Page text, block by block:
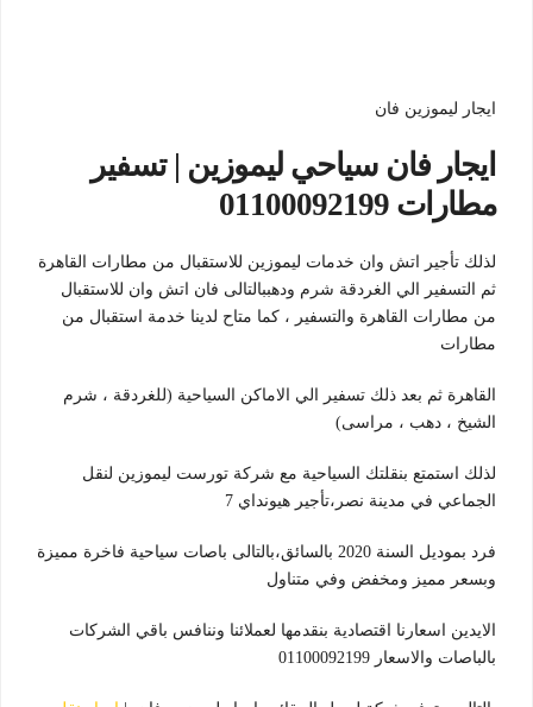
ايجار ليموزين فان
ايجار فان سياحي ليموزين | تسفير
مطارات 01100092199
لذلك تأجير اتش وان خدمات ليموزين للاستقبال من مطارات القاهرة
ثم التسفير الي الغردقة شرم ودهببالتالى فان اتش وان للاستقبال
من مطارات القاهرة والتسفير ، كما متاح لدينا خدمة استقبال من
مطارات
القاهرة ثم بعد ذلك تسفير الي الاماكن السياحية (للغردقة ، شرم
الشيخ ، دهب ، مراسى)
لذلك استمتع بنقلتك السياحية مع شركة تورست ليموزين لنقل
الجماعي في مدينة نصر،تأجير هيونداي 7
فرد بموديل السنة 2020 بالسائق،بالتالى باصات سياحية فاخرة مميزة
وبسعر مميز ومخفض وفي متناول
الايدين اسعارنا اقتصادية بنقدمها لعملائنا وننافس باقي الشركات
بالباصات والاسعار 01100092199